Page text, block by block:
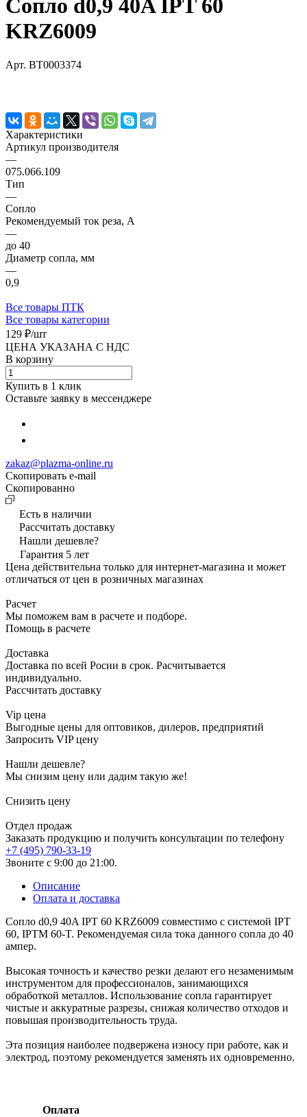
Сопло d0,9 40A IPT 60
KRZ6009
Арт. BT0003374
Характеристики
Артикул производителя
—
075.066.109
Тип
—
Сопло
Рекомендуемый ток реза, А
—
до 40
Диаметр сопла, мм
—
0,9
Все товары ПТК
Все товары категории
129 ₽/шт
ЦЕНА УКАЗАНА С НДС
В корзину
Купить в 1 клик
Оставьте заявку в мессенджере
zakaz@plazma-online.ru
Скопировать e-mail
Cкопированно
Есть в наличии
Рассчитать доставку
Нашли дешевле?
Гарантия 5 лет
Цена действительна только для интернет-магазина и может
отличаться от цен в розничных магазинах
Расчет
Мы поможем вам в расчете и подборе.
Помощь в расчете
Доставка
Доставка по всей Росии в срок. Расчитывается
индивидуально.
Рассчитать доставку
Vip цена
Выгодные цены для оптовиков, дилеров, предприятий
Запросить VIP цену
Нашли дешевле?
Мы снизим цену или дадим такую же!
Снизить цену
Отдел продаж
Заказать продукцию и получить консультации по телефону
+7 (495) 790-33-19
Звоните с 9:00 до 21:00.
Описание
Оплата и доставка
Сопло d0,9 40A IPT 60 KRZ6009 совместимо с системой IPT
60, IPTM 60-T. Рекомендуемая сила тока данного сопла до 40
ампер.
Высокая точность и качество резки делают его незаменимым
инструментом для профессионалов, занимающихся
обработкой металлов. Использование сопла гарантирует
чистые и аккуратные разрезы, снижая количество отходов и
повышая производительность труда.
Эта позиция наиболее подвержена износу при работе, как и
электрод, поэтому рекомендуется заменять их одновременно.
Оплата